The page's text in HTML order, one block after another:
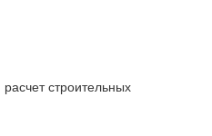
строительных